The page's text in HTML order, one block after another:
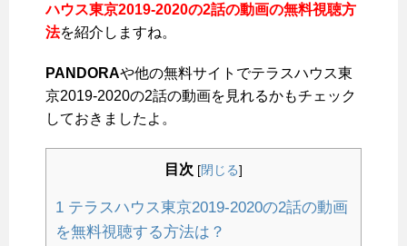
ハウス東京2019-2020の2話の動画の無料視聴方
法を紹介しますね。
PANDORAや他の無料サイトでテラスハウス東
京2019-2020の2話の動画を見れるかもチェック
しておきましたよ。
目次 [閉じる]
1 テラスハウス東京2019-2020の2話の動画
を無料視聴する方法は？